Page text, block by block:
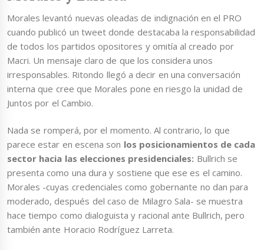
Morales levantó nuevas oleadas de indignación en el PRO
cuando publicó un tweet donde destacaba la responsabilidad
de todos los partidos opositores y omitía al creado por
Macri. Un mensaje claro de que los considera unos
irresponsables. Ritondo llegó a decir en una conversación
interna que cree que Morales pone en riesgo la unidad de
Juntos por el Cambio.
Nada se romperá, por el momento. Al contrario, lo que
parece estar en escena son los posicionamientos de cada
sector hacia las elecciones presidenciales: Bullrich se
presenta como una dura y sostiene que ese es el camino.
Morales -cuyas credenciales como gobernante no dan para
moderado, después del caso de Milagro Sala- se muestra
hace tiempo como dialoguista y racional ante Bullrich, pero
también ante Horacio Rodríguez Larreta.